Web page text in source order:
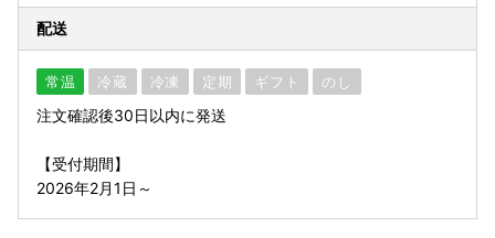
配送
常温 冷蔵 冷凍 定期 ギフト のし
注文確認後30日以内に発送
【受付期間】
2026年2月1日～